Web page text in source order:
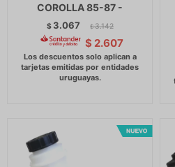
COROLLA 85-87 -
$ 3.067 $ 3.142
$ 2.607